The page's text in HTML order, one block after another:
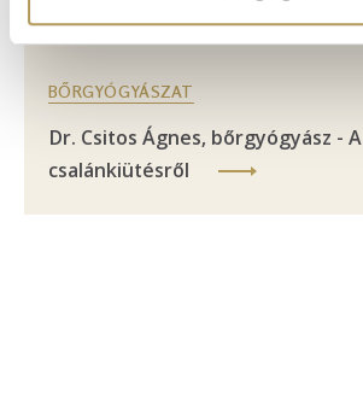
BŐRGYÓGYÁSZAT
Dr. Csitos Ágnes, bőrgyógyász - A
csalánkiütésről